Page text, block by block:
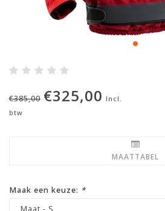
€385,00 €325,00 Incl.
btw
MAATTABEL
Maak een keuze: *
Maat - S